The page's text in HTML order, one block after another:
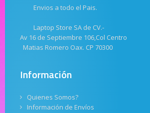
Envios a todo el Pais.
Laptop Store SA de CV.-
Av 16 de Septiembre 106,Col Centro
Matias Romero Oax. CP 70300
Información
Quienes Somos?
Información de Envíos